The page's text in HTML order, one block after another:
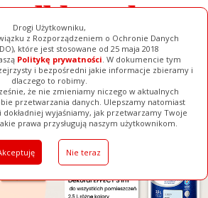
Drogi Użytkowniku,
z Rozporządzeniem o Ochronie Danych
które jest stosowane od 25 maja 2018
Politykę prywatności. W dokumencie tym
i bezpośredni jakie informacje zbieramy i
dlaczego to robimy.
że nie zmieniamy niczego w aktualnych
przetwarzania danych. Ulepszamy natomiast
wyjaśniamy, jak przetwarzamy Twoje
prawa przysługują naszym użytkownikom.
Nie teraz
[ ZAMKNIJ ]
Galerie Baza Firm Pełna Wersja